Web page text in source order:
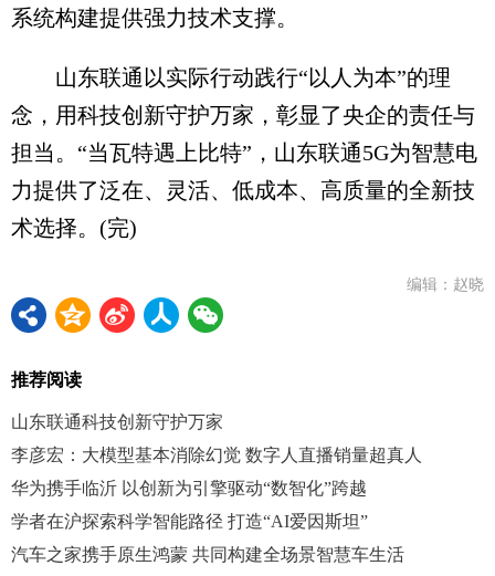
系统构建提供强力技术支撑。
山东联通以实际行动践行“以人为本”的理
念，用科技创新守护万家，彰显了央企的责任与
担当。“当瓦特遇上比特”，山东联通5G为智慧电
力提供了泛在、灵活、低成本、高质量的全新技
术选择。(完)
编辑：赵晓
推荐阅读
山东联通科技创新守护万家
李彦宏：大模型基本消除幻觉 数字人直播销量超真人
华为携手临沂 以创新为引擎驱动“数智化”跨越
学者在沪探索科学智能路径 打造“AI爱因斯坦”
汽车之家携手原生鸿蒙 共同构建全场景智慧车生活